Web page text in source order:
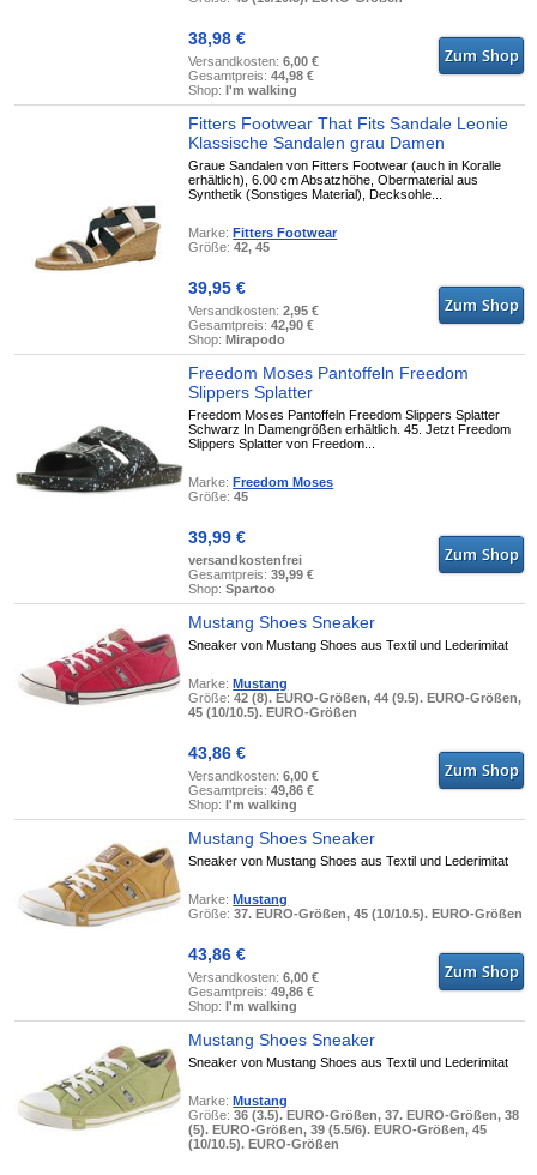
38,98 €
Versandkosten:6,00 €
Gesamtpreis:44,98 €
Shop:I'm walking
Fitters Footwear That Fits Sandale Leonie
Klassische Sandalen grau Damen
Graue Sandalen von Fitters Footwear (auch in Koralle
erhältlich), 6.00 cm Absatzhöhe, Obermaterial aus
Synthetik (Sonstiges Material), Decksohle...
Marke:Fitters Footwear
Größe:42, 45
39,95 €
Versandkosten:2,95 €
Gesamtpreis:42,90 €
Shop:Mirapodo
Freedom Moses Pantoffeln Freedom
Slippers Splatter
Freedom Moses Pantoffeln Freedom Slippers Splatter
Schwarz In Damengrößen erhältlich. 45. Jetzt Freedom
Slippers Splatter von Freedom...
Marke:Freedom Moses
Größe:45
39,99 €
versandkostenfrei
Gesamtpreis:39,99 €
Shop:Spartoo
Mustang Shoes Sneaker
Sneaker von Mustang Shoes aus Textil und Lederimitat
Marke:Mustang
Größe:42 (8). EURO-Größen, 44 (9.5). EURO-Größen,
45 (10/10.5). EURO-Größen
43,86 €
Versandkosten:6,00 €
Gesamtpreis:49,86 €
Shop:I'm walking
Mustang Shoes Sneaker
Sneaker von Mustang Shoes aus Textil und Lederimitat
Marke:Mustang
Größe:37. EURO-Größen, 45 (10/10.5). EURO-Größen
43,86 €
Versandkosten:6,00 €
Gesamtpreis:49,86 €
Shop:I'm walking
Mustang Shoes Sneaker
Sneaker von Mustang Shoes aus Textil und Lederimitat
Marke:Mustang
Größe:36 (3.5). EURO-Größen, 37. EURO-Größen, 38
(5). EURO-Größen, 39 (5.5/6). EURO-Größen, 45
(10/10.5). EURO-Größen